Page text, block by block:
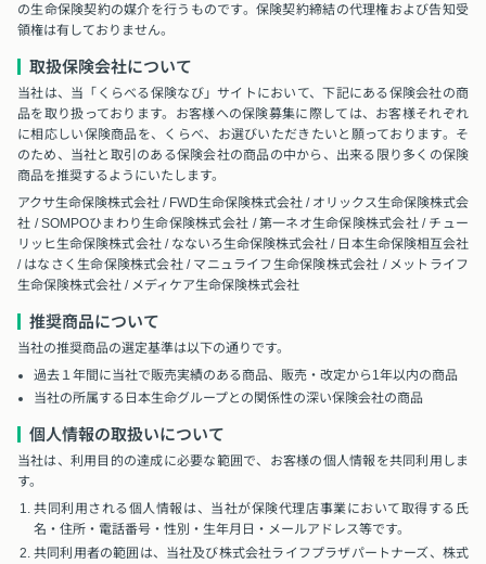
の生命保険契約の媒介を行うものです。保険契約締結の代理権および告知受
領権は有しておりません。
取扱保険会社について
当社は、当「くらべる保険なび」サイトにおいて、下記にある保険会社の商
品を取り扱っております。お客様への保険募集に際しては、お客様それぞれ
に相応しい保険商品を、くらべ、お選びいただきたいと願っております。そ
のため、当社と取引のある保険会社の商品の中から、出来る限り多くの保険
商品を推奨するようにいたします。
アクサ生命保険株式会社 / FWD生命保険株式会社 / オリックス生命保険株式会
社 / SOMPOひまわり生命保険株式会社 / 第一ネオ生命保険株式会社 / チュー
リッヒ生命保険株式会社 / なないろ生命保険株式会社 / 日本生命保険相互会社
/ はなさく生命保険株式会社 / マニュライフ生命保険株式会社 / メットライフ
生命保険株式会社 / メディケア生命保険株式会社
推奨商品について
当社の推奨商品の選定基準は以下の通りです。
過去１年間に当社で販売実績のある商品、販売・改定から1年以内の商品
当社の所属する日本生命グループとの関係性の深い保険会社の商品
個人情報の取扱いについて
当社は、利用目的の達成に必要な範囲で、お客様の個人情報を共同利用しま
す。
共同利用される個人情報は、当社が保険代理店事業において取得する氏
名・住所・電話番号・性別・生年月日・メールアドレス等です。
共同利用者の範囲は、当社及び株式会社ライフプラザパートナーズ、株式